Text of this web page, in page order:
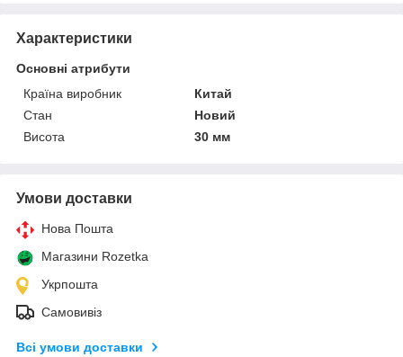
Характеристики
Основні атрибути
Країна виробник
Китай
Стан
Новий
Висота
30 мм
Умови доставки
Нова Пошта
Магазини Rozetka
Укрпошта
Самовивіз
Всі умови доставки